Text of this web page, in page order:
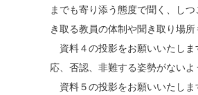
までも寄り添う態度で聞く、し
き取る教員の体制や聞き取り場所
資料４の投影をお願いいたしま
応、否認、非難する姿勢がない
資料５の投影をお願いいたしま